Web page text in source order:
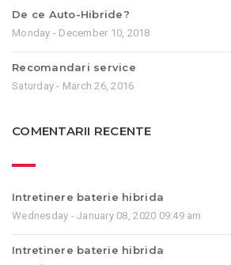
De ce Auto-Hibride?
Monday - December 10, 2018
Recomandari service
Saturday - March 26, 2016
COMENTARII RECENTE
Intretinere baterie hibrida
Wednesday - January 08, 2020 09:49 am
Intretinere baterie hibrida